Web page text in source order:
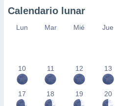
Calendario lunar
Lun Mar Mié Jue
10 11 12 13
17 18 19 20